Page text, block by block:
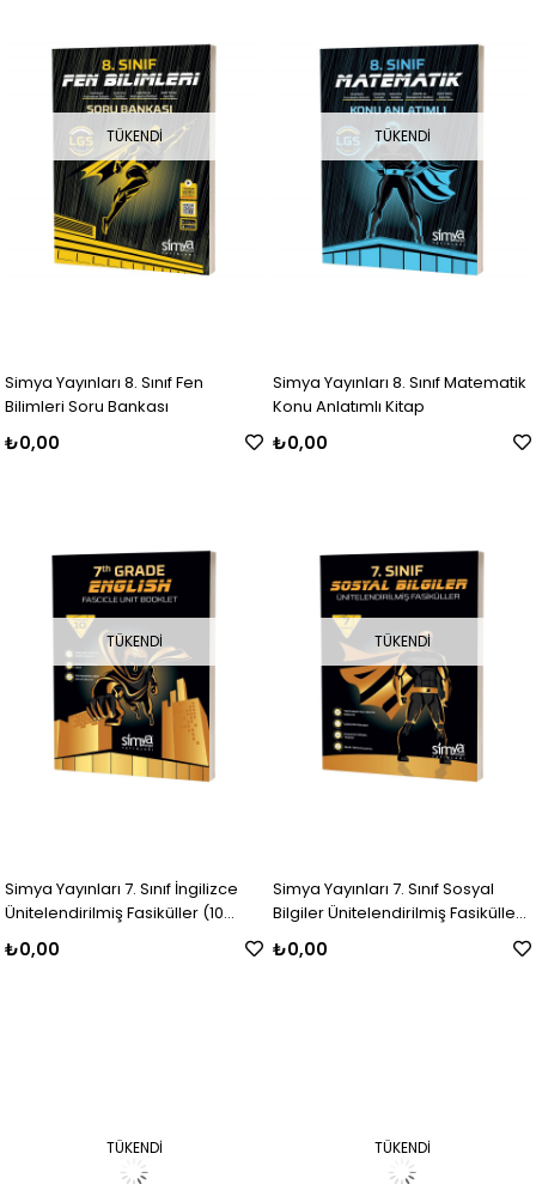
TÜKENDI
Simya Yayınları 8. Sınıf Fen
Bilimleri Soru Bankası
₺0,00
TÜKENDI
Simya Yayınları 8. Sınıf Matematik
Konu Anlatımlı Kitap
₺0,00
TÜKENDI
Simya Yayınları 7. Sınıf İngilizce
Ünitelendirilmiş Fasiküller (10
₺0,00
TÜKENDI
Simya Yayınları 7. Sınıf Sosyal
Bilgiler Ünitelendirilmiş Fasiküller
₺0,00
TÜKENDI TÜKENDI